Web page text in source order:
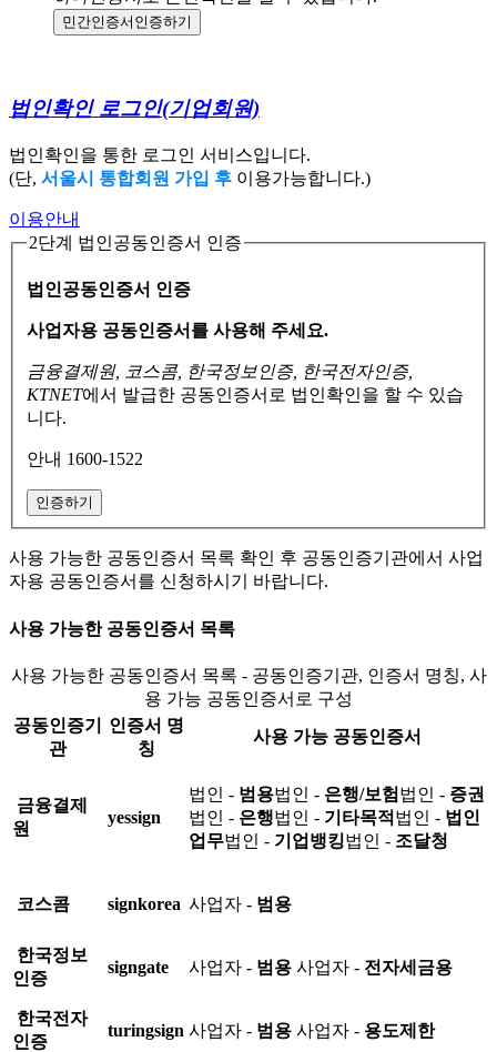
민간인증서 인증하기
법인확인 로그인(기업회원)
법인확인을 통한 로그인 서비스입니다.
(단, 서울시 통합회원 가입 후 이용가능합니다.)
이용안내
2단계 법인공동인증서 인증
법인공동인증서 인증
사업자용 공동인증서를 사용해 주세요.
금융결제원, 코스콤, 한국정보인증, 한국전자인증,
KTNET에서 발급한 공동인증서로 법인확인을 할 수 있습
니다.
안내 1600-1522
인증하기
사용 가능한 공동인증서 목록 확인 후 공동인증기관에서 사업
자용 공동인증서를 신청하시기 바랍니다.
사용 가능한 공동인증서 목록
사용 가능한 공동인증서 목록 - 공동인증기관, 인증서 명칭, 사
용 가능 공동인증서로 구성
공동인증기
관
인증서 명
칭
사용 가능 공동인증서
금융결제
원
yessign
법인 - 범용법인 - 은행/보험 법인 - 증권
법인 - 은행법인 - 기타목적 법인 - 법인
업무법인 - 기업뱅킹법인 - 조달청
코스콤 signkorea 사업자 - 범용
한국정보
인증
signgate 사업자 - 범용 사업자 - 전자세금용
한국전자
인증
turingsign 사업자 - 범용 사업자 - 용도제한